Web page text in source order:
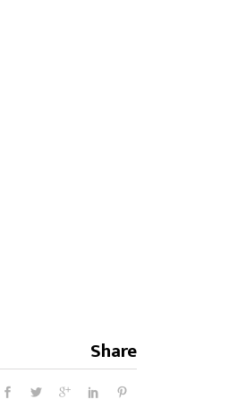
Share